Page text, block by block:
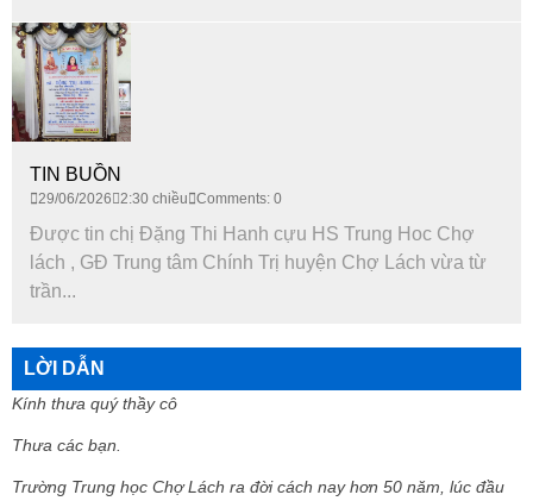
TIN BUỒN
29/06/2026 2:30 chiều Comments: 0
Được tin chị Đặng Thi Hanh cựu HS Trung Hoc Chợ
lách , GĐ Trung tâm Chính Trị huyện Chợ Lách vừa từ
trần...
LỜI DẪN
Kính thưa quý thầy cô
Thưa các bạn.
Trường Trung học Chợ Lách ra đời cách nay hơn 50 năm, lúc đầu